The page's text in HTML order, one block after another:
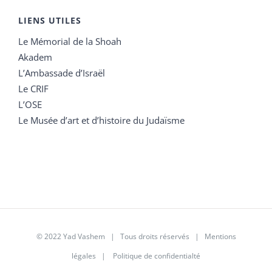
LIENS UTILES
Le Mémorial de la Shoah
Akadem
L’Ambassade d’Israël
Le CRIF
L’OSE
Le Musée d’art et d’histoire du Judaïsme
© 2022 Yad Vashem | Tous droits réservés | Mentions
légales | Politique de confidentialté